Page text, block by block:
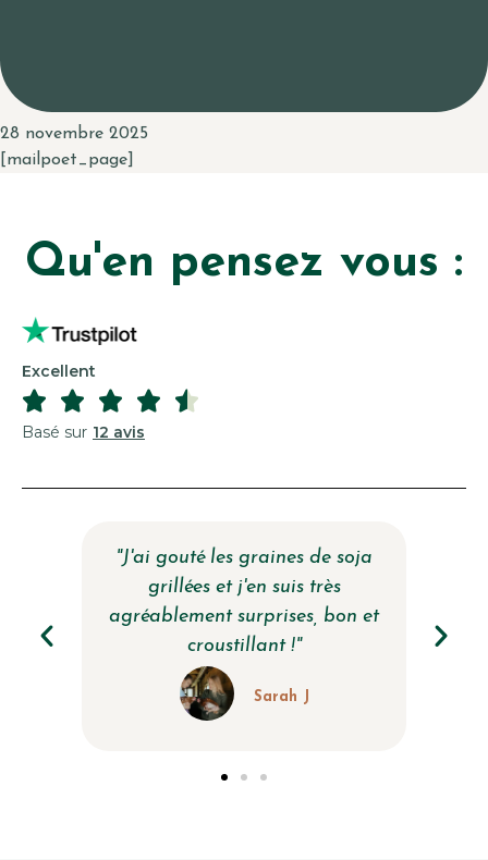
28 novembre 2025
[mailpoet_page]
Qu'en pensez vous :
Excellent
    
Basé sur 12 avis
"J'ai gouté les graines de soja
grillées et j'en suis très
agréablement surprises, bon et
croustillant !"
Sarah J